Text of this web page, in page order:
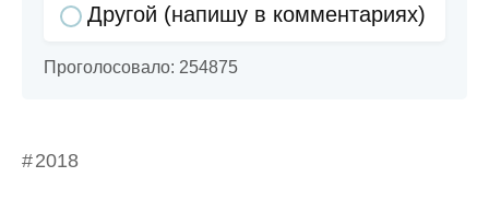
Другой (напишу в комментариях)
Проголосовало: 254875
2018